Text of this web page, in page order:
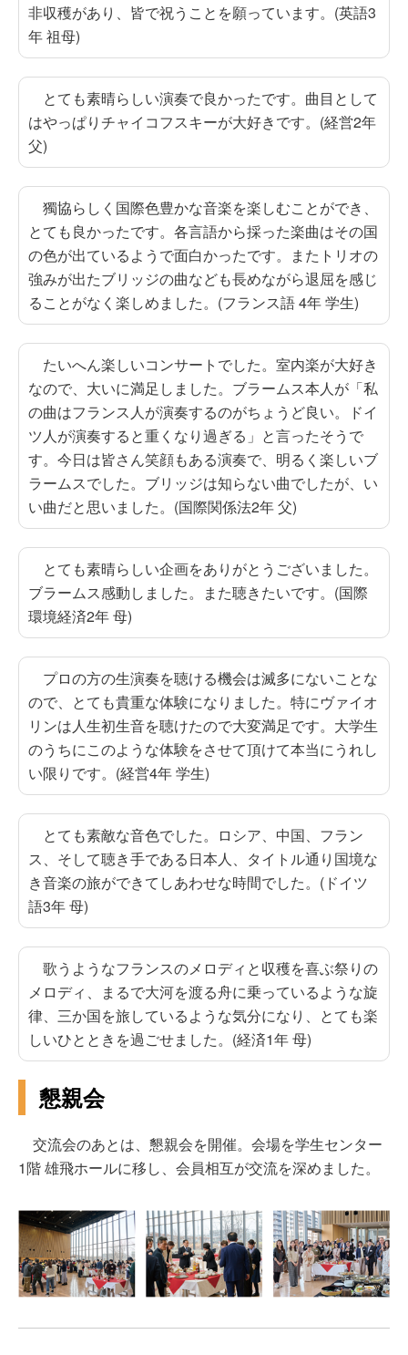
非収穫があり、皆で祝うことを願っています。(英語3
年 祖母)
とても素晴らしい演奏で良かったです。曲目として
はやっぱりチャイコフスキーが大好きです。(経営2年
父)
獨協らしく国際色豊かな音楽を楽しむことができ、
とても良かったです。各言語から採った楽曲はその国
の色が出ているようで面白かったです。またトリオの
強みが出たブリッジの曲なども長めながら退屈を感じ
ることがなく楽しめました。(フランス語 4年 学生)
たいへん楽しいコンサートでした。室内楽が大好き
なので、大いに満足しました。ブラームス本人が「私
の曲はフランス人が演奏するのがちょうど良い。ドイ
ツ人が演奏すると重くなり過ぎる」と言ったそうで
す。今日は皆さん笑顔もある演奏で、明るく楽しいブ
ラームスでした。ブリッジは知らない曲でしたが、い
い曲だと思いました。(国際関係法2年 父)
とても素晴らしい企画をありがとうございました。
ブラームス感動しました。また聴きたいです。(国際
環境経済2年 母)
プロの方の生演奏を聴ける機会は滅多にないことな
ので、とても貴重な体験になりました。特にヴァイオ
リンは人生初生音を聴けたので大変満足です。大学生
のうちにこのような体験をさせて頂けて本当にうれし
い限りです。(経営4年 学生)
とても素敵な音色でした。ロシア、中国、フラン
ス、そして聴き手である日本人、タイトル通り国境な
き音楽の旅ができてしあわせな時間でした。(ドイツ
語3年 母)
歌うようなフランスのメロディと収穫を喜ぶ祭りの
メロディ、まるで大河を渡る舟に乗っているような旋
律、三か国を旅しているような気分になり、とても楽
しいひとときを過ごせました。(経済1年 母)
懇親会
交流会のあとは、懇親会を開催。会場を学生センター
1階 雄飛ホールに移し、会員相互が交流を深めました。